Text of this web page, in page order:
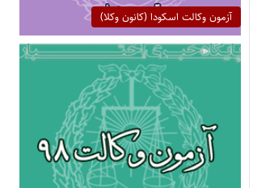
آزمون وکالت اسکودا (کانون وکلا)